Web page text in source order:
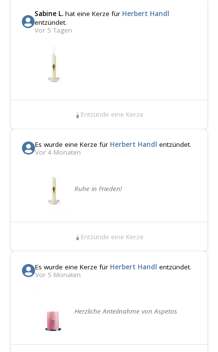
Sabine L.hat eine Kerze für Herbert Handl
entzündet.
Vor 5 Tagen
Entzünde eine Kerze
Es wurde eine Kerze für Herbert Handl entzündet.
Vor 4 Monaten
Ruhe in Frieden!
Entzünde eine Kerze
Es wurde eine Kerze für Herbert Handl entzündet.
Vor 5 Monaten
Herzliche Anteilnahme von Aspetos